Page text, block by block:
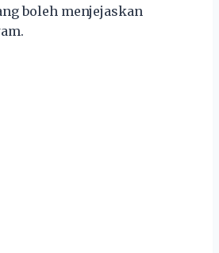
boleh menjejaskan